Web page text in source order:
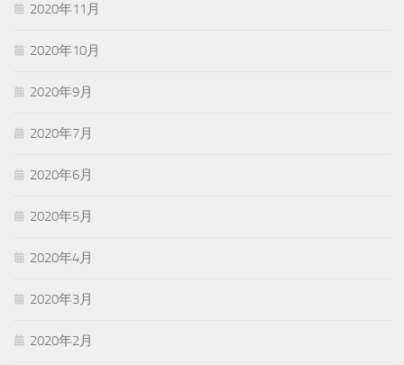
2020年11月
2020年10月
2020年9月
2020年7月
2020年6月
2020年5月
2020年4月
2020年3月
2020年2月